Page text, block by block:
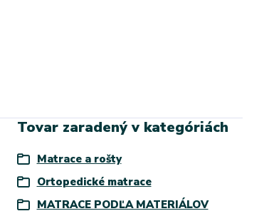
Tovar zaradený v kategóriách
Matrace a rošty
Ortopedické matrace
MATRACE PODĽA MATERIÁLOV